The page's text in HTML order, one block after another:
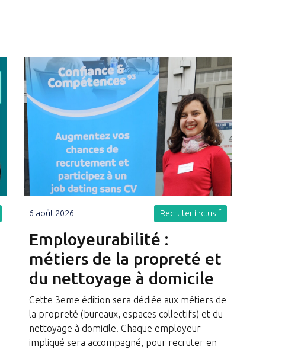
6 août 2026 Recruter inclusif
Employeurabilité :
métiers de la propreté et
du nettoyage à domicile
Cette 3eme édition sera dédiée aux métiers de
la propreté (bureaux, espaces collectifs) et du
nettoyage à domicile. Chaque employeur
impliqué sera accompagné, pour recruter en